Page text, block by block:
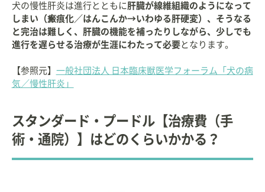
犬の慢性肝炎は進行とともに 肝臓が線維組織のようになって
しまい（瘢痕化／はんこんか→いわゆる肝硬変）、そうなる
と完治は難しく、肝臓の機能を補ったりしながら、少しでも
進行を遅らせる治療が生涯にわたって必要となります。
【参照元】 一般社団法人 日本臨床獣医学フォーラム「犬の病
気／慢性肝炎」
スタンダード・プードル【治療費（手
術・通院）】はどのくらいかかる？